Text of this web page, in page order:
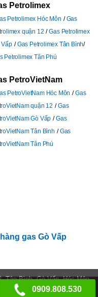
Petrolimex
Petrolimex Hóc Môn
Gas
quận 12
Gas Petrolimex
Vấp
Gas Petrolimex Tân Bình
Petrolimex Tân Phú
PetroVietNam
PetroVietNam Hóc Môn
Gas
quận 12
Gas
Gò Vấp
Gas
Tân Bình
Gas
Tân Phú
gas Gò Vấp
Tân Bình, Gò Vấp, Hóc Môn
0909.808.530